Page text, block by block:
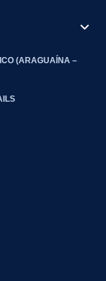
(ARAGUAÍNA –